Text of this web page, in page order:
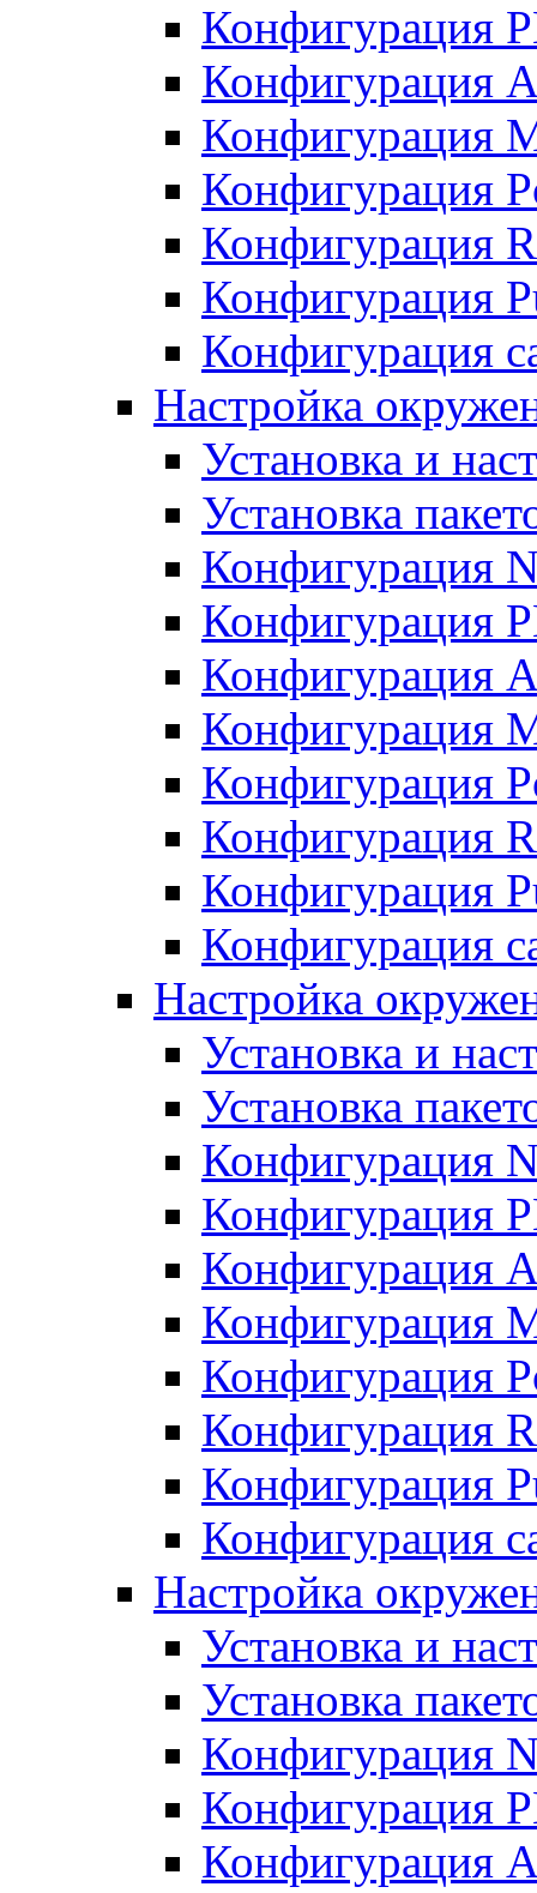
Конфигурация
Конфигурация
Конфигурация
Конфигурация
Конфигурация
Конфигурация
Конфигурация
Настройка
Установка и
Установка
Конфигурация
Конфигурация
Конфигурация
Конфигурация
Конфигурация
Конфигурация
Конфигурация
Конфигурация
Настройка
Установка и
Установка
Конфигурация
Конфигурация
Конфигурация
Конфигурация
Конфигурация
Конфигурация
Конфигурация
Конфигурация
Настройка
Установка и
Установка
Конфигурация
Конфигурация
Конфигурация